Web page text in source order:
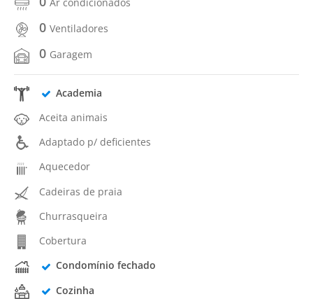
0 Ventiladores
0 Garagem
Academia
Aceita animais
Adaptado p/ deficientes
Aquecedor
Cadeiras de praia
Churrasqueira
Cobertura
Condomínio fechado
Cozinha